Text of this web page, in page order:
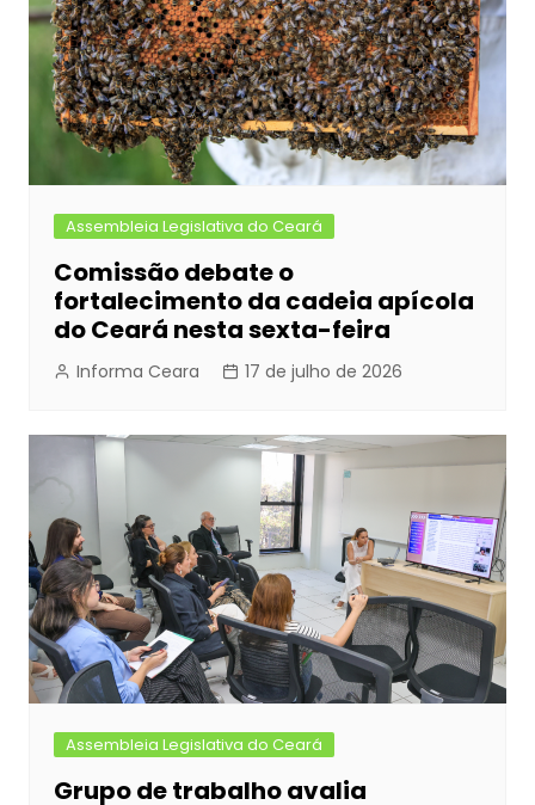
Assembleia Legislativa do Ceará
Comissão debate o
fortalecimento da cadeia apícola
do Ceará nesta sexta-feira
Informa Ceara 17 de julho de 2026
Assembleia Legislativa do Ceará
Grupo de trabalho avalia